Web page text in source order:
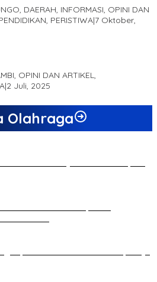
DAERAH, INFORMASI, OPINI DAN
PERISTIWA|7 Oktober,
OPINI DAN ARTIKEL,
|2 Juli, 2025
Olahraga